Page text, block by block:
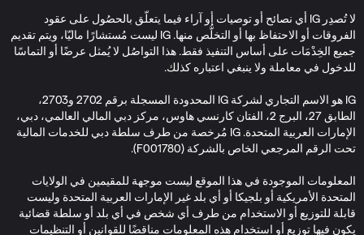
لا تُصدِر IG أي نصائح أو توصيات أو آراء فيما يتعلّق بالحصُول على عقود
الفروقات أو الاحتفاظ بها أو التخلُّص منها. IG ليست مُستشارًا ماليّا، ويتم تقديم
جميع الخِدْمَات على أساس التنفيذ فقط. هذا التواصُل لا يُمثل عرضًا أو التماسًا
للدخول في معاملة ولا ينبغي اعتباره كذلك.
IG هو الاسم التجاري لشركة IG المحدودة المسجلة برقم 2702 و2703،
الطابق 27، البرج 2، الفتان كارنسي هاوس، مركز دبي المالي العالمي، دبي،
الإمارات العربية المتحدة. IG مُرخصة من طرف سلطة دبي للخدمات المالية
تحت الرقم المرجعي الخاص بالشركة (F001780).
المعلومات الموجودة في هذا الموقع ليست موجهة للمقيمين في الولايات
المتحدة الأمريكية أو بلجيكا أو أي بلد غير الإمارات العربية المتحدة وليست
قابلة للتوزيع أو الاستخدام من طرف أي شخص في أي بلد أو سلطة قضائية
يكون فيها توزيع أو استخدام هذه المعلومات مناقضًا للقوانين أو التنظيمات